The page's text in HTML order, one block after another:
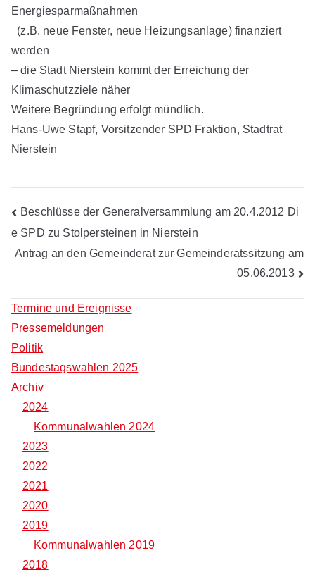
Energiesparmaßnahmen
(z.B. neue Fenster, neue Heizungsanlage) finanziert
werden
– die Stadt Nierstein kommt der Erreichung der
Klimaschutzziele näher
Weitere Begründung erfolgt mündlich.
Hans-Uwe Stapf, Vorsitzender SPD Fraktion, Stadtrat
Nierstein
Beitragsnavigation
Beschlüsse der Generalversammlung am 20.4.2012 Di
e SPD zu Stolpersteinen in Nierstein
Antrag an den Gemeinderat zur Gemeinderatssitzung am
05.06.2013
Termine und Ereignisse
Pressemeldungen
Politik
Bundestagswahlen 2025
Archiv
2024
Kommunalwahlen 2024
2023
2022
2021
2020
2019
Kommunalwahlen 2019
2018